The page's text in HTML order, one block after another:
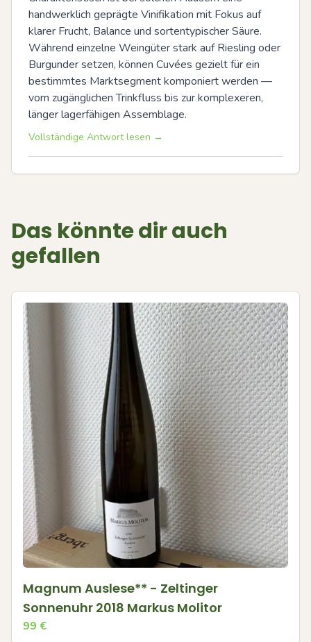
handwerklich geprägte Vinifikation mit Fokus auf
klarer Frucht, Balance und sortentypischer Säure.
Während einzelne Weingüter stark auf Riesling oder
Burgunder setzen, können Cuvées gezielt für ein
bestimmtes Marktsegment komponiert werden —
vom zugänglichen Trinkfluss bis zur komplexeren,
länger lagerfähigen Assemblage.
Vollständige Antwort lesen →
Das könnte dir auch
gefallen
Magnum Auslese** - Zeltinger
Sonnenuhr 2018 Markus Molitor
99 €